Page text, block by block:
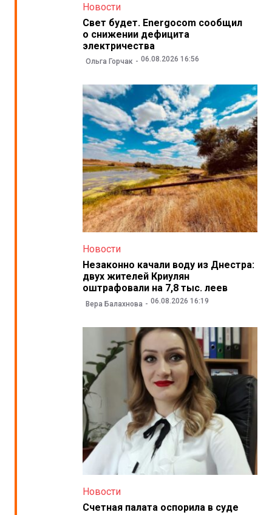
Новости
Свет будет. Energocom сообщил
о снижении дефицита
электричества
Ольга Горчак 06.08.2026 16:56
Новости
Незаконно качали воду из Днестра:
двух жителей Криулян
оштрафовали на 7,8 тыс. леев
Вера Балахнова 06.08.2026 16:19
Новости
Счетная палата оспорила в суде